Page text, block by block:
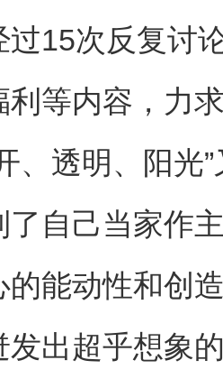
过15次反复讨
利等内容，力
透明、阳光”
了自己当家作
的能动性和创
发出超乎想象